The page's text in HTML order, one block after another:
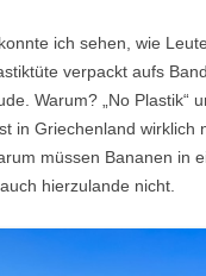
ich sehen, wie
verpackt aufs
Warum? „No Plastik“
in Griechenland wirklich
müssen Bananen in
hierzulande nicht.